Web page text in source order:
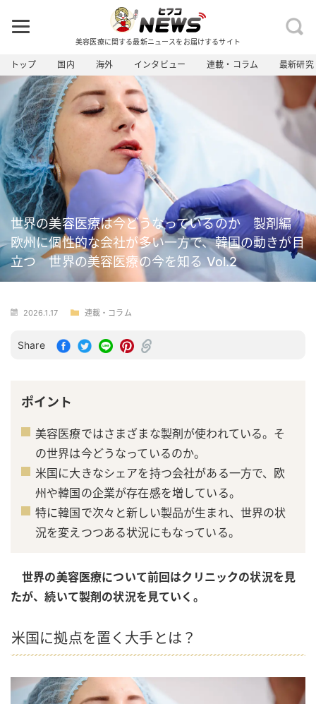
美容医療に関する最新ニュースをお届けするサイト
トップ 国内 海外 インタビュー 連載・コラム 最新研究
世界の美容医療は今どうなっているのか 製剤編
欧州に個性的な会社が多い一方で、韓国の動きが目
立つ 世界の美容医療の今を知る Vol.2
2026.1.17 連載・コラム
Share
ポイント
美容医療ではさまざまな製剤が使われている。そ
の世界は今どうなっているのか。
米国に大きなシェアを持つ会社がある一方で、欧
州や韓国の企業が存在感を増している。
特に韓国で次々と新しい製品が生まれ、世界の状
況を変えつつある状況にもなっている。
世界の美容医療について前回はクリニックの状況を見
たが、続いて製剤の状況を見ていく。
米国に拠点を置く大手とは？